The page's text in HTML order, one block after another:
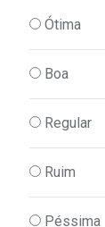
Ótima
Boa
Regular
Ruim
Péssima